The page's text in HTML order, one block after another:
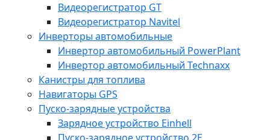
Видеорегистратор GT
Видеорегистратор Navitel
Инверторы автомобильные
Инвертор автомобильный PowerPlant
Инвертор автомобильный Technaxx
Канистры для топлива
Навигаторы GPS
Пуско-зарядные устройства
Зарядное устройство Einhell